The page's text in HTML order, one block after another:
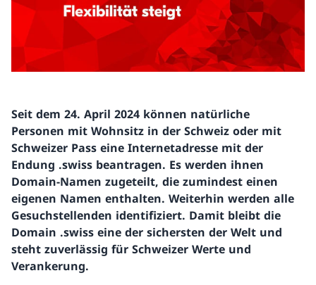
Seit dem 24. April 2024 können natürliche
Personen mit Wohnsitz in der Schweiz oder mit
Schweizer Pass eine Internetadresse mit der
Endung .swiss beantragen. Es werden ihnen
Domain-Namen zugeteilt, die zumindest einen
eigenen Namen enthalten. Weiterhin werden alle
Gesuchstellenden identifiziert. Damit bleibt die
Domain .swiss eine der sichersten der Welt und
steht zuverlässig für Schweizer Werte und
Verankerung.